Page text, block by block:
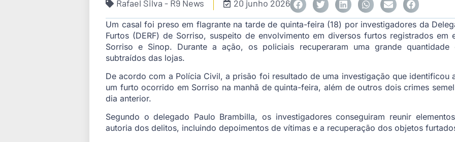
Rafael Silva - R9 News 20 junho 2026
Um casal foi preso em flagrante na tarde de quinta-feira (18) por investigadores da
Furtos (DERF) de Sorriso, suspeito de envolvimento em diversos furtos registrados em
Sorriso e Sinop. Durante a ação, os policiais recuperaram uma grande
subtraídos das lojas.
De acordo com a Polícia Civil, a prisão foi resultado de uma investigação que identificou
um furto ocorrido em Sorriso na manhã de quinta-feira, além de outros dois crimes
dia anterior.
Segundo o delegado Paulo Brambilla, os investigadores conseguiram reunir
autoria dos delitos, incluindo depoimentos de vítimas e a recuperação dos objetos